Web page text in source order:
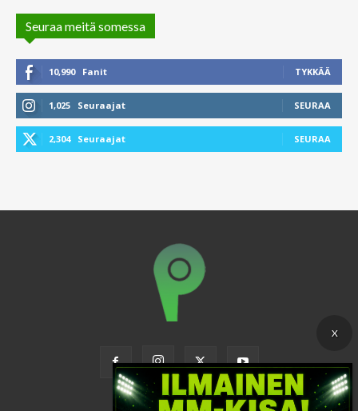
Seuraa meitä somessa
10,990 Fanit TYKKÄÄ
1,025 Seuraajat SEURAA
2,304 Seuraajat SEURAA